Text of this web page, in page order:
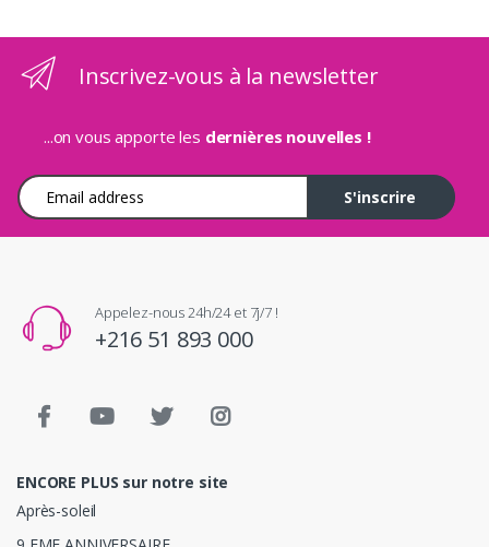
Inscrivez-vous à la newsletter
...on vous apporte les dernières nouvelles !
Adresse e-mail
S'inscrire
Appelez-nous 24h/24 et 7j/7 !
+216 51 893 000
ENCORE PLUS sur notre site
Après-soleil